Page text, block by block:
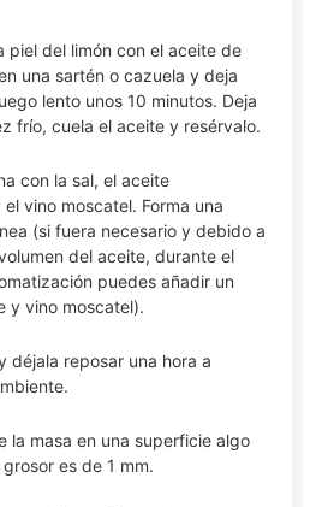
piel del limón con el aceite de
una sartén o cazuela y deja
lento unos 10 minutos. Deja
frío, cuela el aceite y resérvalo.
con la sal, el aceite
vino moscatel. Forma una
(si fuera necesario y debido a
del aceite, durante el
puedes añadir un
y vino moscatel).
déjala reposar una hora a
la masa en una superficie algo
es de 1 mm.